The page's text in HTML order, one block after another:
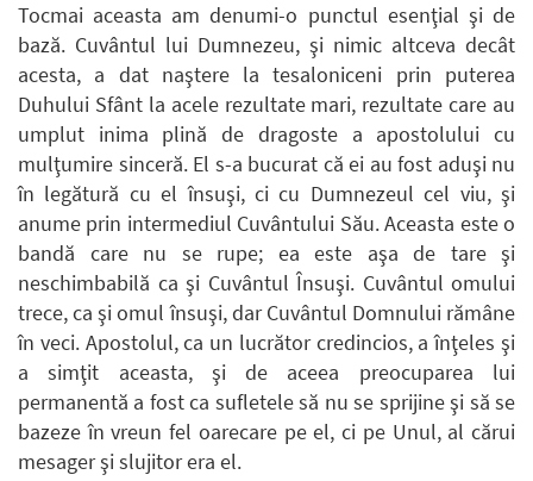
Tocmai aceasta am denumi-o punctul esenţial şi de
bază. Cuvântul lui Dumnezeu, şi nimic altceva decât
acesta, a dat naştere la tesaloniceni prin puterea
Duhului Sfânt la acele rezultate mari, rezultate care au
umplut inima plină de dragoste a apostolului cu
mulţumire sinceră. El s-a bucurat că ei au fost aduşi nu
în legătură cu el însuşi, ci cu Dumnezeul cel viu, şi
anume prin intermediul Cuvântului Său. Aceasta este o
bandă care nu se rupe; ea este aşa de tare şi
neschimbabilă ca şi Cuvântul Însuşi. Cuvântul omului
trece, ca şi omul însuşi, dar Cuvântul Domnului rămâne
în veci. Apostolul, ca un lucrător credincios, a înţeles şi
a simţit aceasta, şi de aceea preocuparea lui
permanentă a fost ca sufletele să nu se sprijine şi să se
bazeze în vreun fel oarecare pe el, ci pe Unul, al cărui
mesager şi slujitor era el.